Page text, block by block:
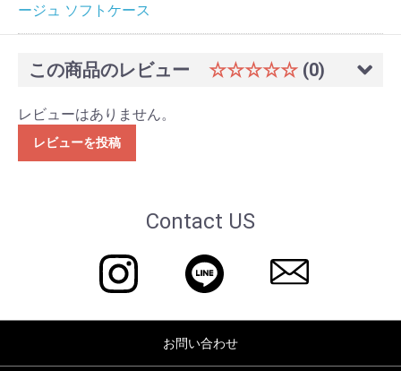
ージュ ソフトケース
この商品のレビュー ☆☆☆☆☆ (0)
レビューはありません。
レビューを投稿
Contact US
お問い合わせ